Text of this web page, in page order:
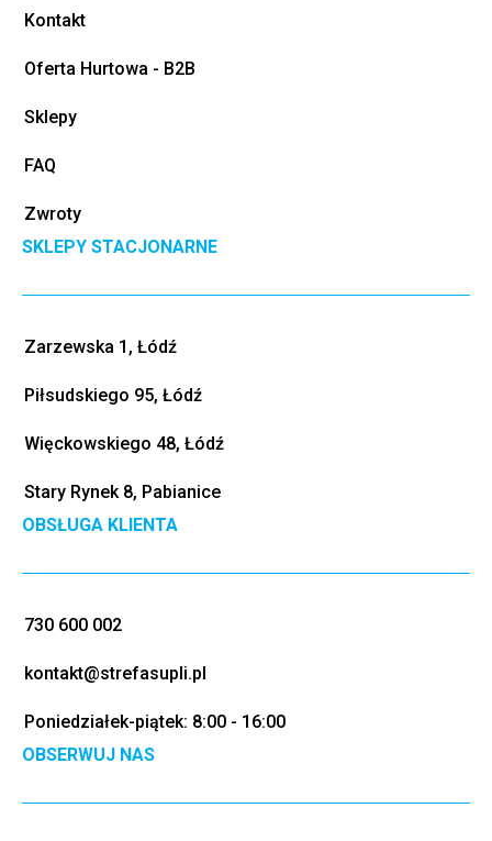
Kontakt
Oferta Hurtowa - B2B
Sklepy
FAQ
Zwroty
SKLEPY STACJONARNE
Zarzewska 1, Łódź
Piłsudskiego 95, Łódź
Więckowskiego 48, Łódź
Stary Rynek 8, Pabianice
OBSŁUGA KLIENTA
730 600 002
kontakt@strefasupli.pl
Poniedziałek-piątek: 8:00 - 16:00
OBSERWUJ NAS